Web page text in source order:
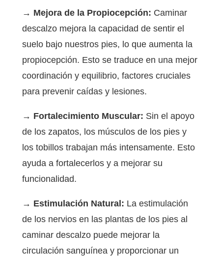
→ Mejora de la Propiocepción: Caminar
descalzo mejora la capacidad de sentir el
suelo bajo nuestros pies, lo que aumenta la
propiocepción. Esto se traduce en una mejor
coordinación y equilibrio, factores cruciales
para prevenir caídas y lesiones.
→ Fortalecimiento Muscular: Sin el apoyo
de los zapatos, los músculos de los pies y
los tobillos trabajan más intensamente. Esto
ayuda a fortalecerlos y a mejorar su
funcionalidad.
→ Estimulación Natural: La estimulación
de los nervios en las plantas de los pies al
caminar descalzo puede mejorar la
circulación sanguínea y proporcionar un